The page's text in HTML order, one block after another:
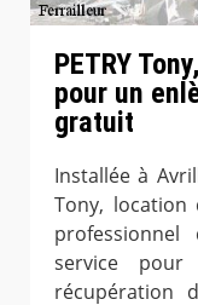
PETRY
pour un
gratuit
Installée à
Tony,
service pour
récupération